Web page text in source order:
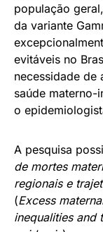
população
da variante
evitáveis no
necessidade de
saúde materno-
o
A pesquisa
de mortes
regionais e
(Excess
inequalities and